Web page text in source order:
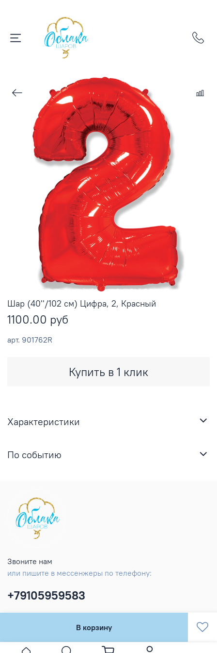
арт. 901762R
Шар (40''/102 см) Цифра, 2, Красный
1100.00 руб
В корзину
Купить в 1 клик
Характеристики
По событию
Звоните нам
или пишите в мессенжеры по телефону:
+79105959583